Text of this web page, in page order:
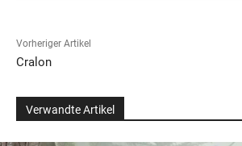
Vorheriger Artikel
Cralon
Verwandte Artikel